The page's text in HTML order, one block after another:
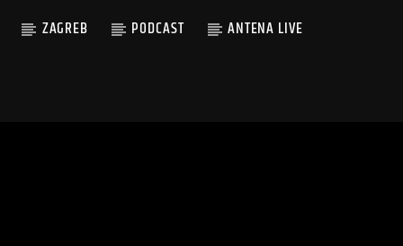
ZAGREB PODCAST ANTENA LIVE